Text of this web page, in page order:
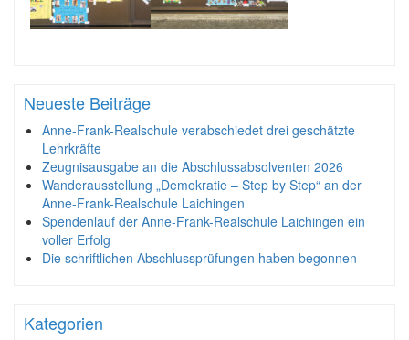
Neueste Beiträge
Anne-Frank-Realschule verabschiedet drei geschätzte
Lehrkräfte
Zeugnisausgabe an die Abschlussabsolventen 2026
Wanderausstellung „Demokratie – Step by Step“ an der
Anne-Frank-Realschule Laichingen
Spendenlauf der Anne-Frank-Realschule Laichingen ein
voller Erfolg
Die schriftlichen Abschlussprüfungen haben begonnen
Kategorien